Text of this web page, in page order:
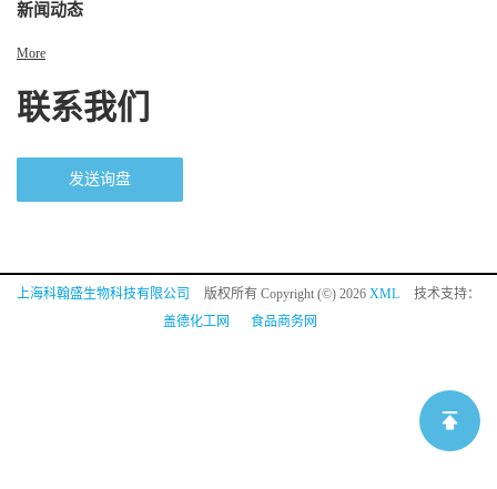
新闻动态
More
联系我们
发送询盘
上海科翰盛生物科技有限公司 版权所有 Copyright (©) 2026 XML
技术支持：
盖德化工网
食品商务网